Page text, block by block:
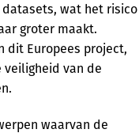
wat het risico
groter maakt.
dit Europees project,
veiligheid van de
waarvan de